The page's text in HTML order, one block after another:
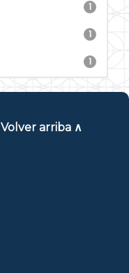
1
1
1
Volver arriba ∧